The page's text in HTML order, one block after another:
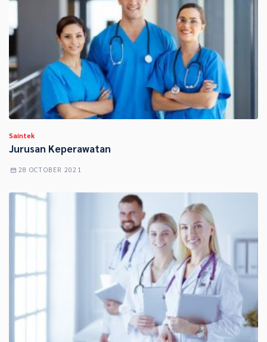
Saintek
Jurusan Keperawatan
28 OCTOBER 2021